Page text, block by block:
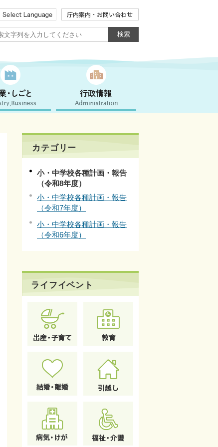
カテゴリー
小・中学校各種計画・報告
（令和8年度）
小・中学校各種計画・報告
（令和7年度）
小・中学校各種計画・報告
（令和6年度）
ライフイベント